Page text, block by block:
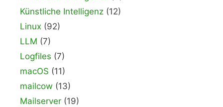
Künstliche Intelligenz (12)
Linux (92)
LLM (7)
Logfiles (7)
macOS (11)
mailcow (13)
Mailserver (19)